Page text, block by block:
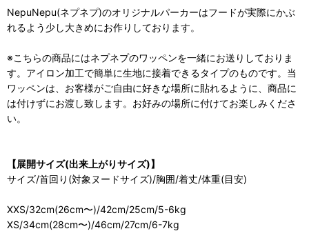
NepuNepu(ネプネプ)のオリジナルパーカーはフードが実際にかぶ
れるよう少し大きめにお作りしております。
※こちらの商品にはネプネプのワッペンを一緒にお送りしておりま
す。アイロン加工で簡単に生地に接着できるタイプのものです。当
ワッペンは、お客様がご自由に好きな場所に貼れるように、商品に
は付けずにお渡し致します。お好みの場所に付けてお楽しみくださ
い。
【展開サイズ(出来上がりサイズ)】
サイズ/首回り(対象ヌードサイズ)/胸囲/着丈/体重(目安)
XXS/32cm(26cm〜)/42cm/25cm/5-6kg
XS/34cm(28cm〜)/46cm/27cm/6-7kg